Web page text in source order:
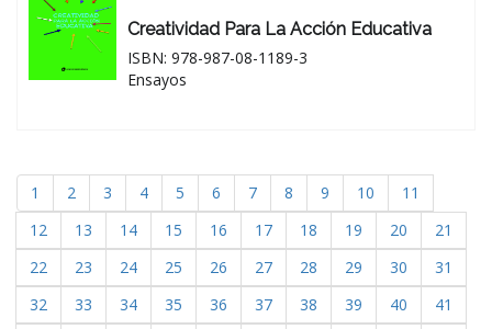
Creatividad Para La Acción Educativa
ISBN: 978-987-08-1189-3
Ensayos
1 2 3 4 5 6 7 8 9 10
11
12
13 14 15 16 17 18 19 20
21
22
23 24 25 26 27 28 29 30
31
32
33 34 35 36 37 38 39 40
41